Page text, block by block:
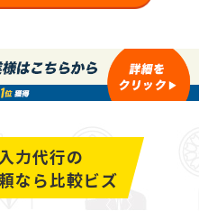
力代行の
なら比較ビズ